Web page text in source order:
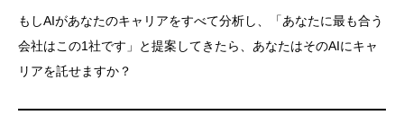
もしAIがあなたのキャリアをすべて分析し、「あなたに最も合う
会社はこの1社です」と提案してきたら、あなたはそのAIにキャ
リアを託せますか？